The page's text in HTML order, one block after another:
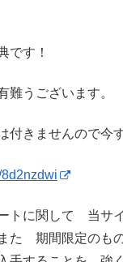
です！
うございます。
付きませんので今
トに関して 当サ
た 期間限定のも